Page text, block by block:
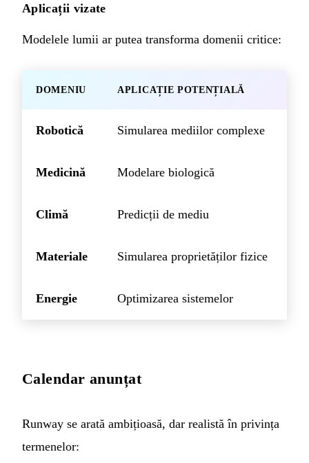
Aplicații vizate
Modelele lumii ar putea transforma domenii critice:
DOMENIU APLICAȚIE POTENȚIALĂ
Robotică Simularea mediilor complexe
Medicină Modelare biologică
Climă Predicții de mediu
Materiale Simularea proprietăților fizice
Energie Optimizarea sistemelor
Calendar anunțat
Runway se arată ambițioasă, dar realistă în privința
termenelor: